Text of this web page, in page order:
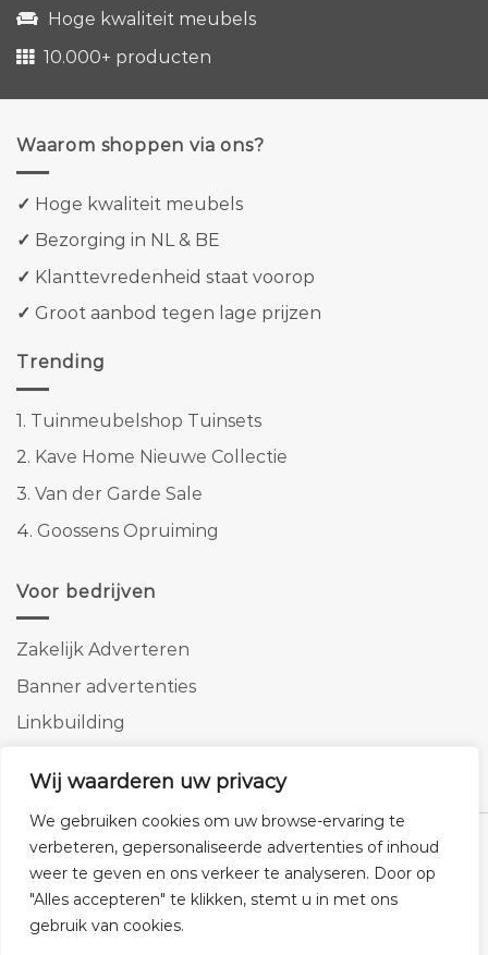
Wij waarderen uw privacy
We gebruiken cookies om uw browse-ervaring te
verbeteren, gepersonaliseerde advertenties of inhoud
weer te geven en ons verkeer te analyseren. Door op
"Alles accepteren" te klikken, stemt u in met ons
gebruik van cookies.
Hoge kwaliteit meubels
10.000+ producten
Waarom shoppen via ons?
✓ Hoge kwaliteit meubels
✓ Bezorging in NL & BE
✓ Klanttevredenheid staat voorop
✓ Groot aanbod tegen lage prijzen
Trending
1. Tuinmeubelshop Tuinsets
2. Kave Home Nieuwe Collectie
3. Van der Garde Sale
4. Goossens Opruiming
Voor bedrijven
Zakelijk Adverteren
Banner advertenties
Linkbuilding
Klantenservice Cookies Privacybeleid Disclaimer
© 2026 -